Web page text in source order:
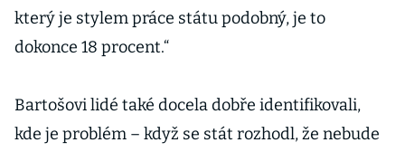
který je stylem práce státu podobný, je to
dokonce 18 procent.“
Bartošovi lidé také docela dobře identifikovali,
kde je problém – když se stát rozhodl, že nebude